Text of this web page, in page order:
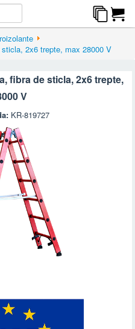
2x6 trepte, max 28000 V
fibra de sticla, 2x6 trepte,
V
KR-819727